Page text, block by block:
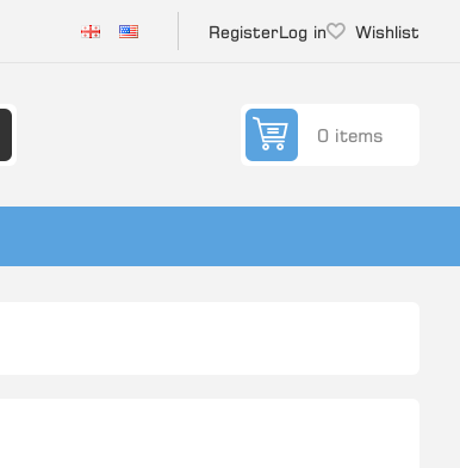
RegisterLog in Wishlist
0 items